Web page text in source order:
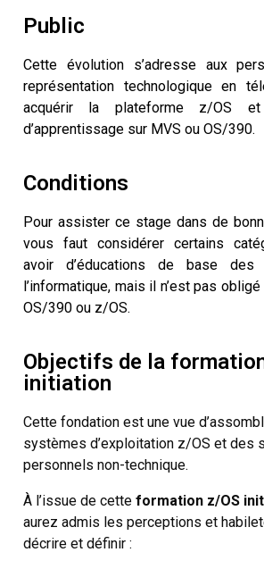
Public
Cette évolution s’adresse aux
représentation technologique en
acquérir la plateforme z/OS
d’apprentissage sur MVS ou OS/390.
Conditions
Pour assister ce stage dans de
vous faut considérer certains
avoir d’éducations de base des
l’informatique, mais il n’est pas
OS/390 ou z/OS.
Objectifs de la
initiation
Cette fondation est une vue
systèmes d’exploitation z/OS et des
personnels non-technique.
À l’issue de cette formation z/OS
aurez admis les perceptions et
décrire et définir :